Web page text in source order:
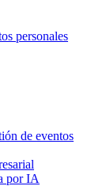
personales
de eventos
por IA